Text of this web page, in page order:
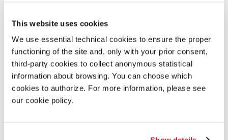
This website uses cookies
We use essential technical cookies to ensure the proper
functioning of the site and, only with your prior consent,
third-party cookies to collect anonymous statistical
information about browsing. You can choose which
cookies to authorize. For more information, please see
our cookie policy.
SINOSSI
Quattro utenti sono invitati a sedersi a uno dei tavoli del
ristorante
Okawari
(sia fisico che virtuale) per scoprire
un’ampia gamma di piatti, contorni e bevande della cucina
interazioni tra gli utenti durante il pasto. Ogni esperienza